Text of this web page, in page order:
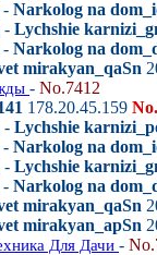
- Narkolog na
- Lychshie
- Narkolog na
mirakyan_qaSn
- No.7412
178.20.45.159 No.
- Lychshie
- Narkolog na
- Lychshie
- Narkolog na
mirakyan_qaSn
mirakyan_apSn
Для Дачи -